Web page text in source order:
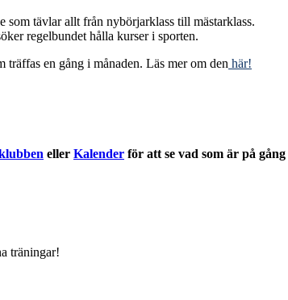
som tävlar allt från nybörjarklass till mästarklass.
regelbundet hålla kurser i sporten.
en gång i månaden. Läs mer om den här!
eller Kalender för att se vad som är på
träningar!